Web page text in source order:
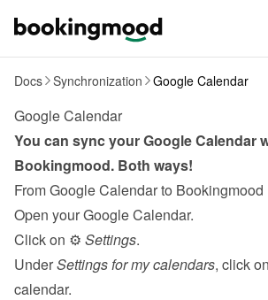
Docs Synchronization Google Calendar
Google Calendar
You can sync your Google Calendar
Bookingmood. Both ways!
From Google Calendar to Bookingmood
Open your Google Calendar.
Click on ⚙️ Settings.
Under Settings for my calendars, click
calendar.